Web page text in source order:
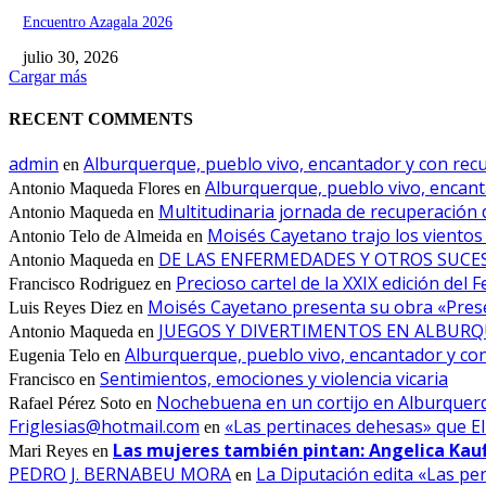
Encuentro Azagala 2026
julio 30, 2026
Cargar más
RECENT COMMENTS
admin en Alburquerque, pueblo vivo, encantador y con
Antonio Maqueda Flores en Alburquerque, pueblo vivo,
Antonio Maqueda en Multitudinaria jornada de recuperación
Antonio Telo de Almeida en Moisés Cayetano trajo los
Antonio Maqueda en DE LAS ENFERMEDADES Y OTROS
Francisco Rodriguez en Precioso cartel de la XXIX edición del
Luis Reyes Diez en Moisés Cayetano presenta su obra
Antonio Maqueda en JUEGOS Y DIVERTIMENTOS EN
Eugenia Telo en Alburquerque, pueblo vivo, encantador y
Francisco en Sentimientos, emociones y violencia vicaria
Rafael Pérez Soto en Nochebuena en un cortijo en
Friglesias@hotmail.com en «Las pertinaces dehesas» que
Mari Reyes en Las mujeres también pintan: Angelica
PEDRO J. BERNABEU MORA en La Diputación edita «Las